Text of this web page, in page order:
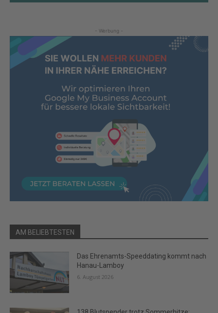
- Werbung -
AM BELIEBTESTEN
Das Ehrenamts-Speeddating kommt nach
Hanau-Lamboy
6. August 2026